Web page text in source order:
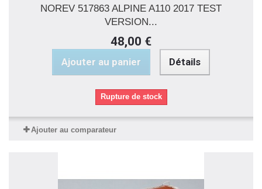
NOREV 517863 ALPINE A110 2017 TEST
VERSION...
48,00 €
Ajouter au panier Détails
Rupture de stock
Ajouter au comparateur